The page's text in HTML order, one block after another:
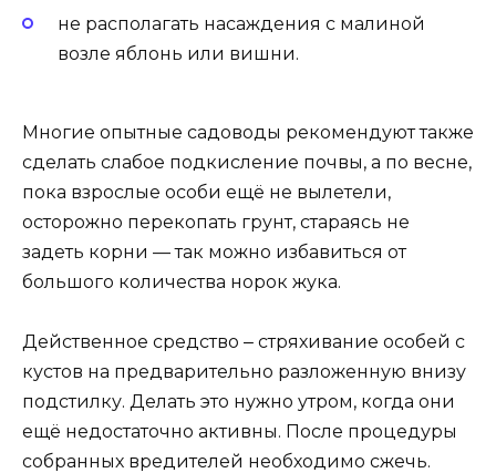
не располагать насаждения с малиной
возле яблонь или вишни.
Многие опытные садоводы рекомендуют также
сделать слабое подкисление почвы, а по весне,
пока взрослые особи ещё не вылетели,
осторожно перекопать грунт, стараясь не
задеть корни — так можно избавиться от
большого количества норок жука.
Действенное средство ‒ стряхивание особей с
кустов на предварительно разложенную внизу
подстилку. Делать это нужно утром, когда они
ещё недостаточно активны. После процедуры
собранных вредителей необходимо сжечь.